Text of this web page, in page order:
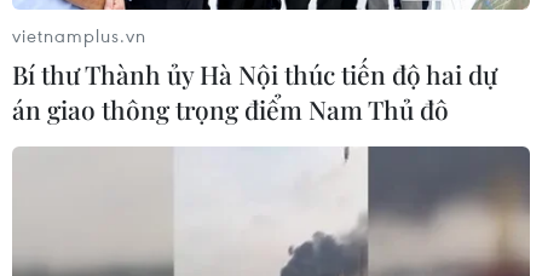
CƠ QUAN CHỦ QUẢN: THÔNG TẤN XÃ VIỆT NAM
vietnamplus.vn
Bí thư Thành ủy Hà Nội thúc tiến độ hai dự
án giao thông trọng điểm Nam Thủ đô